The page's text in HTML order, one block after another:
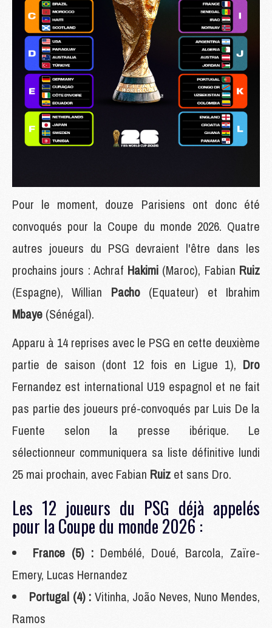
Pour le moment, douze Parisiens ont donc été
convoqués pour la Coupe du monde 2026. Quatre
autres joueurs du PSG devraient l'être dans les
prochains jours : Achraf Hakimi (Maroc), Fabian Ruiz
(Espagne), Willian Pacho (Equateur) et Ibrahim
Mbaye (Sénégal).
Apparu à 14 reprises avec le PSG en cette deuxième
partie de saison (dont 12 fois en Ligue 1), Dro
Fernandez est international U19 espagnol et ne fait
pas partie des joueurs pré-convoqués par Luis De la
Fuente selon la presse ibérique. Le
sélectionneur communiquera sa liste définitive lundi
25 mai prochain, avec Fabian Ruiz et sans Dro.
Les 12 joueurs du PSG déjà appelés
pour la Coupe du monde 2026 :
France (5) : Dembélé, Doué, Barcola, Zaïre-
Emery, Lucas Hernandez
Portugal (4) : Vitinha, João Neves, Nuno Mendes,
Ramos